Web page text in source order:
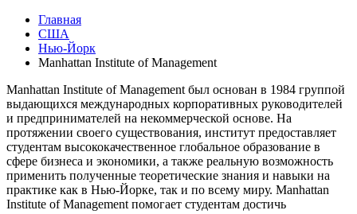
Главная
США
Нью-Йорк
Manhattan Institute of Management
Manhattan Institute of Management был основан в 1984 группой
выдающихся международных корпоративных руководителей
и предпринимателей на некоммерческой основе. На
протяжении своего существования, институт предоставляет
студентам высококачественное глобальное образование в
сфере бизнеса и экономики, а также реальную возможность
применить полученные теоретические знания и навыки на
практике как в Нью-Йорке, так и по всему миру. Manhattan
Institute of Management помогает студентам достичь